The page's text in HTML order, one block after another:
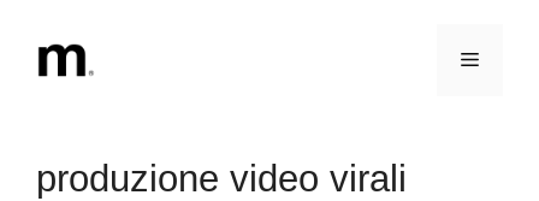
contenuto
Menu
produzione video virali